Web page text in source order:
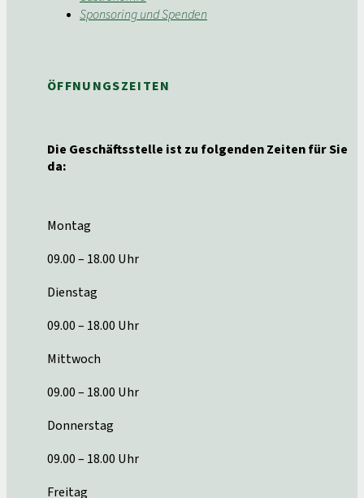
Sponsoring und Spenden
ÖFFNUNGSZEITEN
Die Geschäftsstelle ist zu folgenden Zeiten für Sie
da:
Montag
09.00 – 18.00 Uhr
Dienstag
09.00 – 18.00 Uhr
Mittwoch
09.00 – 18.00 Uhr
Donnerstag
09.00 – 18.00 Uhr
Freitag